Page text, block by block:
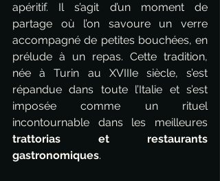
apéritif. Il s’agit d’un moment de
partage où l’on savoure un verre
accompagné de petites bouchées, en
prélude à un repas. Cette tradition,
née à Turin au XVIIIe siècle, s’est
répandue dans toute l’Italie et s’est
imposée comme un rituel
trattorias et restaurants
gastronomiques.